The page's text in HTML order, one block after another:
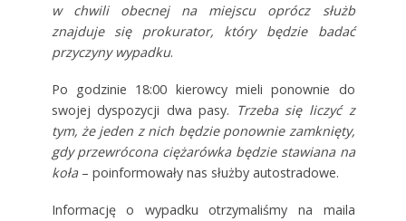
w chwili obecnej na miejscu oprócz służb
znajduje się prokurator, który będzie badać
przyczyny wypadku.
Po godzinie 18:00 kierowcy mieli ponownie do
swojej dyspozycji dwa pasy. Trzeba się liczyć z
tym, że jeden z nich będzie ponownie zamknięty,
gdy przewrócona ciężarówka będzie stawiana na
koła– poinformowały nas służby autostradowe.
Informację o wypadku otrzymaliśmy na maila